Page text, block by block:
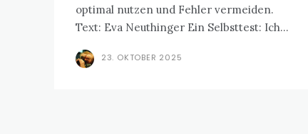
optimal nutzen und Fehler vermeiden.
Text: Eva Neuthinger Ein Selbsttest: Ich...
23. OKTOBER 2025